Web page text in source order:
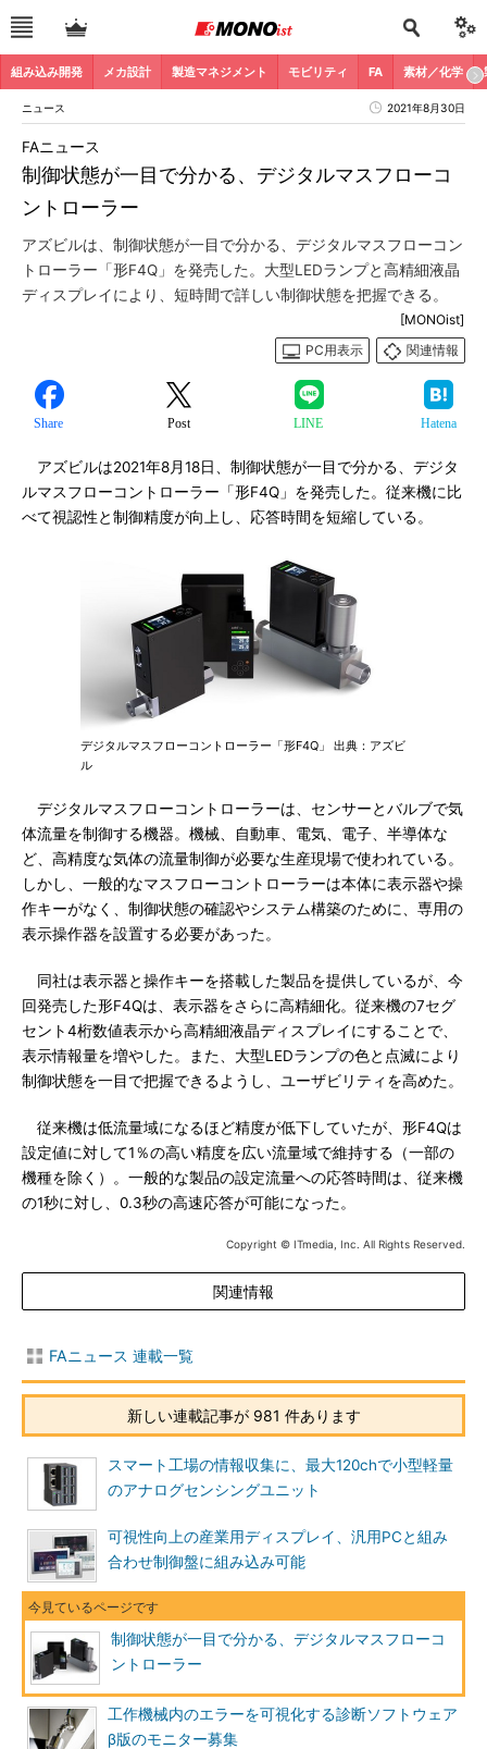
組み込み開発 メカ設計 製造マネジメント モビリティ FA 素材／化学
ニュース 2021年8月30日
制御状態が一目で分かる、デジタルマスフローコ
ントローラー
FAニュース
アズビルは、制御状態が一目で分かる、デジタルマスフローコン
トローラー「形F4Q」を発売した。大型LEDランプと高精細液晶
ディスプレイにより、短時間で詳しい制御状態を把握できる。
[MONOist]
PC用表示
関連情報
Share Post LINE Hatena
アズビルは2021年8月18日、制御状態が一目で分かる、デジタ
ルマスフローコントローラー「形F4Q」を発売した。従来機に比
べて視認性と制御精度が向上し、応答時間を短縮している。
デジタルマスフローコントローラー「形F4Q」 出典：アズビ
ル
デジタルマスフローコントローラーは、センサーとバルブで気
体流量を制御する機器。機械、自動車、電気、電子、半導体な
ど、高精度な気体の流量制御が必要な生産現場で使われている。
しかし、一般的なマスフローコントローラーは本体に表示器や操
作キーがなく、制御状態の確認やシステム構築のために、専用の
表示操作器を設置する必要があった。
同社は表示器と操作キーを搭載した製品を提供しているが、今
回発売した形F4Qは、表示器をさらに高精細化。従来機の7セグ
セント4桁数値表示から高精細液晶ディスプレイにすることで、
表示情報量を増やした。また、大型LEDランプの色と点滅により
制御状態を一目で把握できるようし、ユーザビリティを高めた。
従来機は低流量域になるほど精度が低下していたが、形F4Qは
設定値に対して1％の高い精度を広い流量域で維持する（一部の
機種を除く）。一般的な製品の設定流量への応答時間は、従来機
の1秒に対し、0.3秒の高速応答が可能になった。
Copyright © ITmedia, Inc. All Rights Reserved.
関連情報
FAニュース 連載一覧
新しい連載記事が 981 件あります
スマート工場の情報収集に、最大120chで小型軽量
のアナログセンシングユニット
可視性向上の産業用ディスプレイ、汎用PCと組み
合わせ制御盤に組み込み可能
制御状態が一目で分かる、デジタルマスフローコ
ントローラー
工作機械内のエラーを可視化する診断ソフトウェア
β版のモニター募集